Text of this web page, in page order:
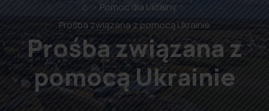
⌂
Pomoc dla Ukrainy
Prośba związana z pomocą Ukrainie
Prośba związana z
pomocą Ukrainie